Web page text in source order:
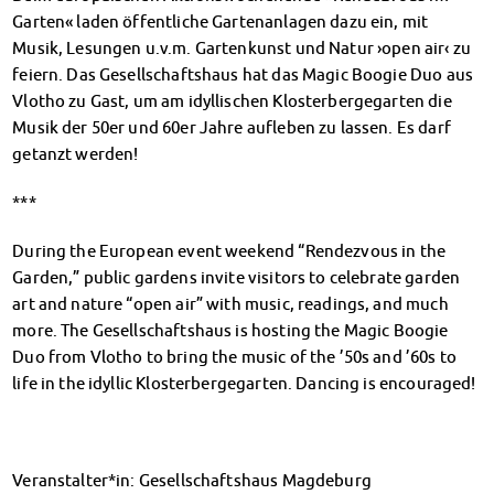
Finanzierungsberatung
Rückerstattung Semesterbeitrag
PsychoSoziale Beratung
Kursangebote
Anmeldung Sonderveranstaltungen
Rechtsberatung
FAQs Soziales & Beratung
AnsprechpartnerInnen
Kultur & Internationales
Beratung für Internationals
Wohnen für Internationals
IKUS und InterKultiTreff
AnsprechpartnerInnen
Garten« laden öffentliche Gartenanlagen dazu ein, mit
Musik, Lesungen u.v.m. Gartenkunst und Natur ›open air‹ zu
feiern. Das Gesellschaftshaus hat das Magic Boogie Duo aus
Vlotho zu Gast, um am idyllischen Klosterbergegarten die
Musik der 50er und 60er Jahre aufleben zu lassen. Es darf
getanzt werden!
***
During the European event weekend “Rendezvous in the
Garden,” public gardens invite visitors to celebrate garden
art and nature “open air” with music, readings, and much
more. The Gesellschaftshaus is hosting the Magic Boogie
Duo from Vlotho to bring the music of the ’50s and ’60s to
life in the idyllic Klosterbergegarten. Dancing is encouraged!
Veranstalter*in: Gesellschaftshaus Magdeburg